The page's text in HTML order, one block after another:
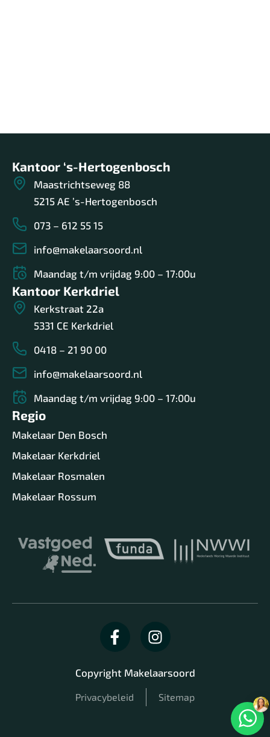
Kantoor ‘s-Hertogenbosch
Maastrichtseweg 88
5215 AE ’s-Hertogenbosch
073 – 612 55 15
info@makelaarsoord.nl
Maandag t/m vrijdag 9:00 – 17:00u
Kantoor Kerkdriel
Kerkstraat 22a
5331 CE Kerkdriel
0418 – 21 90 00
info@makelaarsoord.nl
Maandag t/m vrijdag 9:00 – 17:00u
Regio
Makelaar Den Bosch
Makelaar Kerkdriel
Makelaar Rosmalen
Makelaar Rossum
Copyright Makelaarsoord
Privacybeleid Sitemap